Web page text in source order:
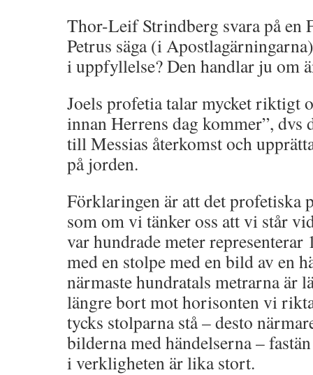
Thor-Leif Strindberg svara på en
Petrus säga (i
i uppfyllelse? Den handlar ju om
Joels profetia talar mycket riktigt
innan Herrens dag kommer”, dvs
till Messias återkomst och
på jorden.
Förklaringen är att det profetiska
som om vi tänker oss att vi står
var hundrade meter representerar
med en stolpe med en bild av en
närmaste hundratals metrarna är
längre bort mot horisonten vi
tycks stolparna stå – desto
bilderna med händelserna –
i verkligheten är lika stort.